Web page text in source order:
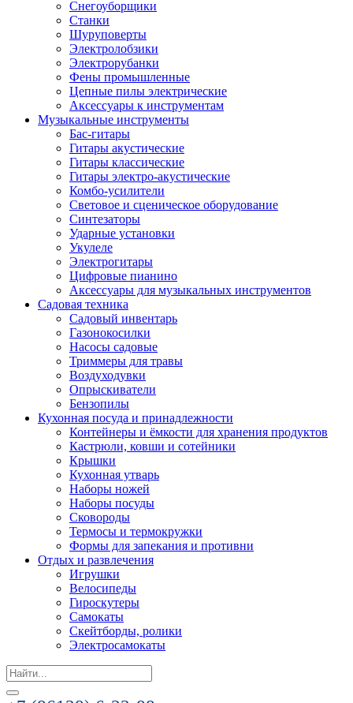
Снегоуборщики
Станки
Шуруповерты
Электролобзики
Электрорубанки
Фены промышленные
Цепные пилы электрические
Аксессуары к инструментам
Музыкальные инструменты
Бас-гитары
Гитары акустические
Гитары классические
Гитары электро-акустические
Комбо-усилители
Световое и сценическое оборудование
Синтезаторы
Ударные установки
Укулеле
Электрогитары
Цифровые пианино
Аксессуары для музыкальных инструментов
Садовая техника
Садовый инвентарь
Газонокосилки
Насосы садовые
Триммеры для травы
Воздуходувки
Опрыскиватели
Бензопилы
Кухонная посуда и принадлежности
Контейнеры и ёмкости для хранения продуктов
Кастрюли, ковши и сотейники
Крышки
Кухонная утварь
Наборы ножей
Наборы посуды
Сковороды
Термосы и термокружки
Формы для запекания и противни
Отдых и развлечения
Игрушки
Велосипеды
Гироскутеры
Самокаты
Скейтборды, ролики
Электросамокаты
Search
for: